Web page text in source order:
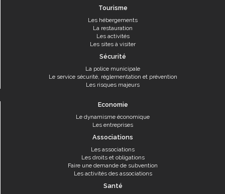
Tourisme
Les hébergements
La restauration
Les activités
Les sites à visiter
Sécurité
La police municipale
Le service sécurité, réglementation et prévention
Les risques majeurs
Economie
Le dynamisme économique
Les entreprises
Associations
Les associations
Les droits et obligations
Faire une demande de subvention
Les activités des associations
Santé